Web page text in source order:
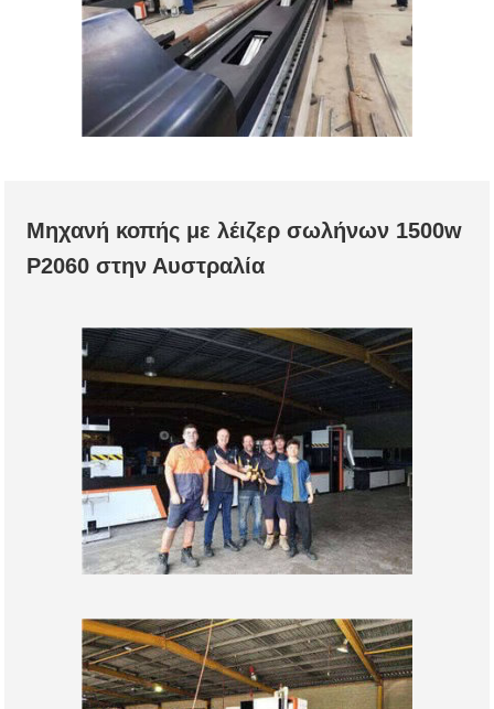
Μηχανή κοπής με λέιζερ σωλήνων 1500w
P2060 στην Αυστραλία